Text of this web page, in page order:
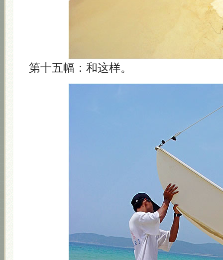
第十五幅：和这样。